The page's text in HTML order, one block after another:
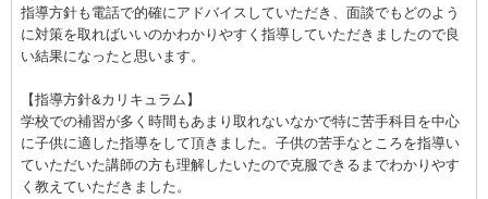
指導方針も電話で的確にアドバイスしていただき、面談でもどのよう
に対策を取ればいいのかわかりやすく指導していただきましたので良
い結果になったと思います。
【指導方針&カリキュラム】
学校での補習が多く時間もあまり取れないなかで特に苦手科目を中心
に子供に適した指導をして頂きました。子供の苦手なところを指導い
ていただいた講師の方も理解したいたので克服できるまでわかりやす
く教えていただきました。